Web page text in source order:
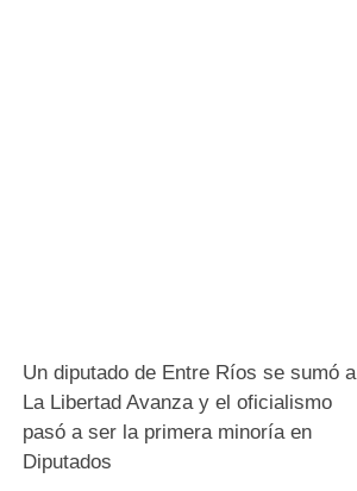
Un diputado de Entre Ríos se sumó a
La Libertad Avanza y el oficialismo
pasó a ser la primera minoría en
Diputados